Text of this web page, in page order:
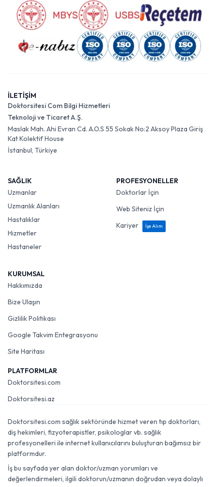
İLETİŞİM
Doktorsitesi Com Bilgi Hizmetleri
Teknoloji ve Ticaret A.Ş.
Maslak Mah. Ahi Evran Cd. A.O.S 55 Sokak No:2 Aksoy Plaza Giriş
Kat Kolektif House
İstanbul, Türkiye
SAĞLIK
Uzmanlar
Uzmanlık Alanları
Hastalıklar
Hizmetler
Hastaneler
PROFESYONELLER
Doktorlar İçin
Web Siteniz İçin
Kariyer
İşe Alım
KURUMSAL
Hakkımızda
Bize Ulaşın
Gizlilik Politikası
Google Takvim Entegrasyonu
Site Haritası
PLATFORMLAR
Doktorsitesi.com
Doktorsitesi.az
Doktorsitesi.com sağlık sektöründe hizmet veren tıp doktorları,
diş hekimleri, fizyoterapistler, psikologlar vb. sağlık
profesyonelleri ile internet kullanıcılarını buluşturan bağımsız bir
platformdur.
İş bu sayfada yer alan doktor/uzman yorumları ve
değerlendirmeleri, ilgili doktorun/uzmanın doğrudan veya dolaylı